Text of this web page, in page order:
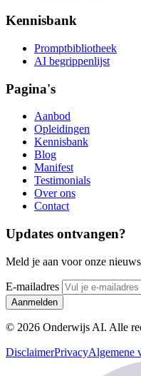
Kennisbank
Promptbibliotheek
AI begrippenlijst
Pagina's
Aanbod
Opleidingen
Kennisbank
Blog
Manifest
Testimonials
Over ons
Contact
Updates ontvangen?
Meld je aan voor onze
E-mailadres
Aanmelden
© 2026 Onderwijs AI. Alle
DisclaimerPrivacyAlgemene